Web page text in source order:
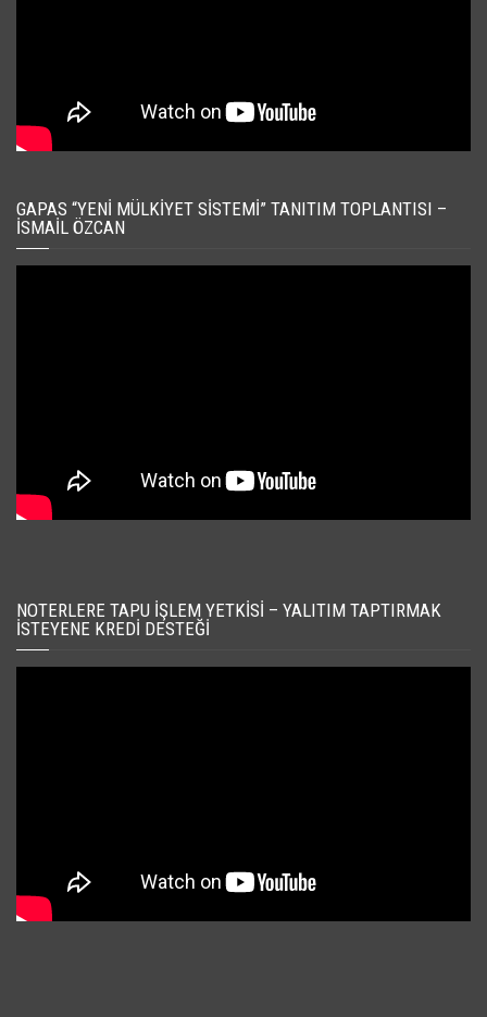
GAPAS “YENI MÜLKIYET SISTEMI” TANITIM TOPLANTISI –
İSMAIL ÖZCAN
NOTERLERE TAPU İŞLEM YETKISI – YALITIM TAPTIRMAK
İSTEYENE KREDI DESTEĞI